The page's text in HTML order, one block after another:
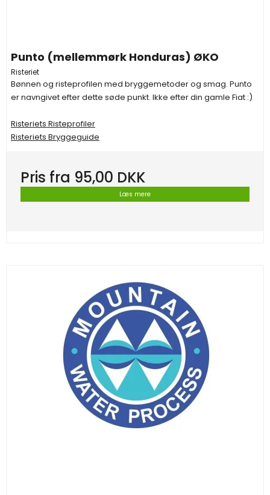
Punto (mellemmørk Honduras) ØKO
Risteriet
Bønnen og risteprofilen med bryggemetoder og smag. Punto
er navngivet efter dette søde punkt. Ikke efter din gamle Fiat :)
Risteriets Risteprofiler
Risteriets Bryggeguide
Pris fra 95,00 DKK
Læs mere